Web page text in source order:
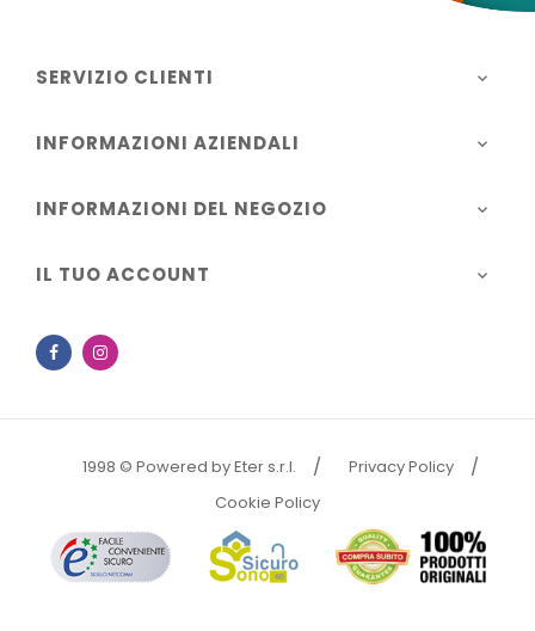
SERVIZIO CLIENTI 
INFORMAZIONI AZIENDALI 
INFORMAZIONI DEL NEGOZIO 
IL TUO ACCOUNT 
Facebook
1998 © Powered by Eter s.r.l.
Privacy Policy
Cookie Policy